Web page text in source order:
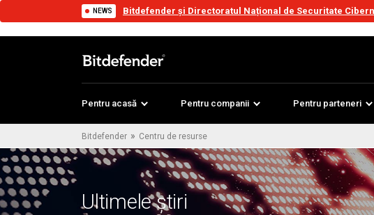
NEWS Bitdefender și Directoratul Național de Securitate
Pentru acasă Pentru companii Pentru parteneri
Bitdefender » Centru de resurse
Ultimele știri